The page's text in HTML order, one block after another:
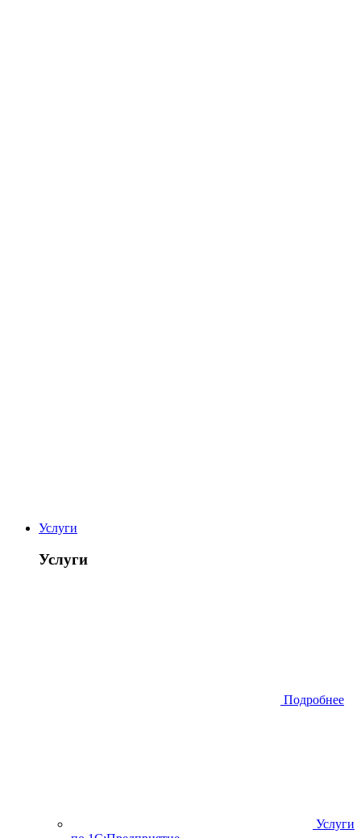
Услуги
Услуги
Подробнее
Услуги